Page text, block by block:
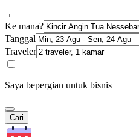
Ke mana?
Tanggal
Traveler
Saya bepergian untuk bisnis
Cari